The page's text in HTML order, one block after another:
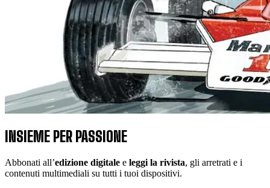
INSIEME PER PASSIONE
Abbonati all’edizione digitale e leggi la rivista, gli arretrati e i
contenuti multimediali su tutti i tuoi dispositivi.